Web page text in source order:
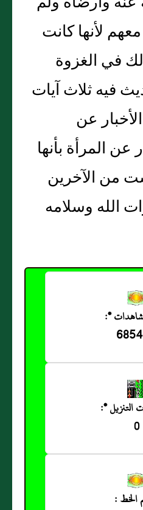
لأنها كانت
في الغزوة
فيه ثلاث آيات
عن
عن المرأة بأنها
من الآخرين
الله وسلامه
*:
التنزيل *:
0
: